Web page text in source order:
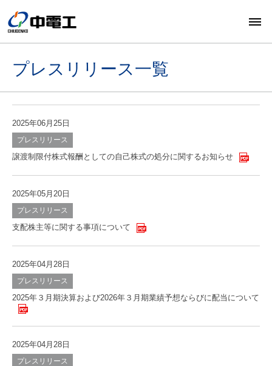
プレスリリース一覧
2025年06月25日
プレスリリース
譲渡制限付株式報酬としての自己株式の処分に関するお知らせ
2025年05月20日
プレスリリース
支配株主等に関する事項について
2025年04月28日
プレスリリース
2025年３月期決算および2026年３月期業績予想ならびに配当について
2025年04月28日
プレスリリース